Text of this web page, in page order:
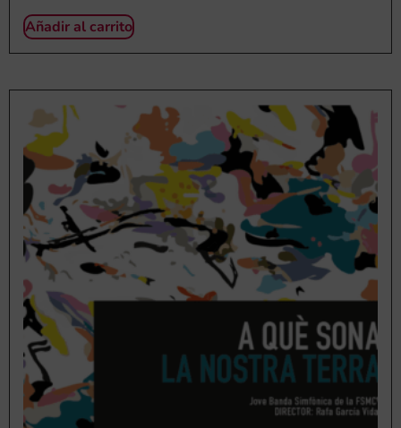
Añadir al carrito